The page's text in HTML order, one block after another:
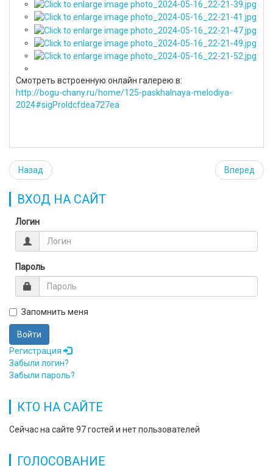
Смотреть встроенную онлайн галерею в:
http://bogu-chany.ru/home/125-paskhalnaya-melodiya-
2024#sigProIdcfdea727ea
Назад Вперед
ВХОД НА САЙТ
Логин
Пароль
Запомнить меня
Войти
Регистрация
Забыли логин?
Забыли пароль?
КТО НА САЙТЕ
Сейчас на сайте 97 гостей и нет пользователей
ГОЛОСОВАНИЕ